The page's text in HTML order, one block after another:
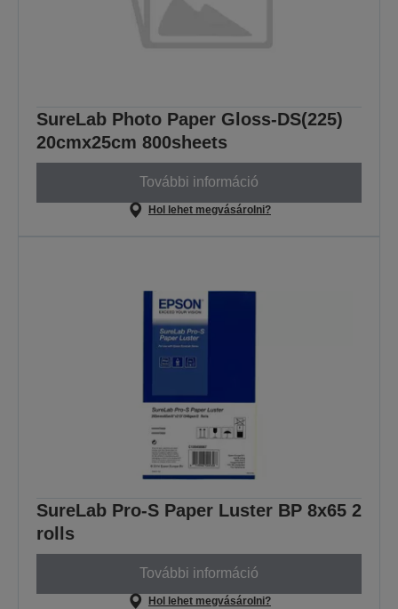
SureLab Photo Paper Gloss-DS(225)
20cmx25cm 800sheets
További információ
Hol lehet megvásárolni?
SureLab Pro-S Paper Luster BP 8x65 2
rolls
További információ
Hol lehet megvásárolni?